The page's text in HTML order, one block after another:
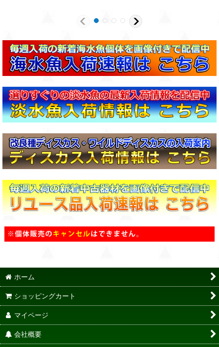
ホーム
ショッピングカート
マイページ
会社概要